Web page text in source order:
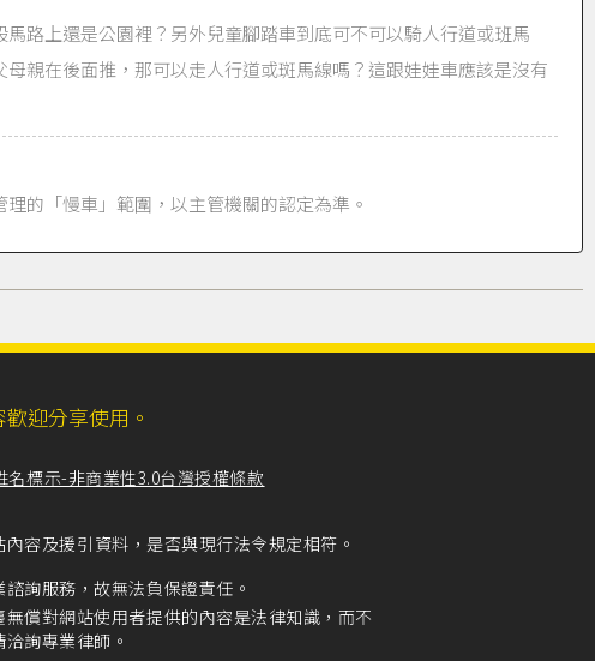
路上還是公園裡？另外兒童腳踏車到底可不可以騎人行道或班馬
親在後面推，那可以走人行道或斑馬線嗎？這跟娃娃車應該是沒有
的「慢車」範圍，以主管機關的認定為準。
迎分享使用。
名標示-非商業性3.0台灣授權條款
容及援引資料，是否與現行法令規定相符。
詢服務，故無法負保證責任。
償對網站使用者提供的內容是法律知識，而不
詢專業律師。